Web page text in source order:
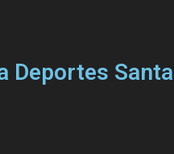
Deportes Santa